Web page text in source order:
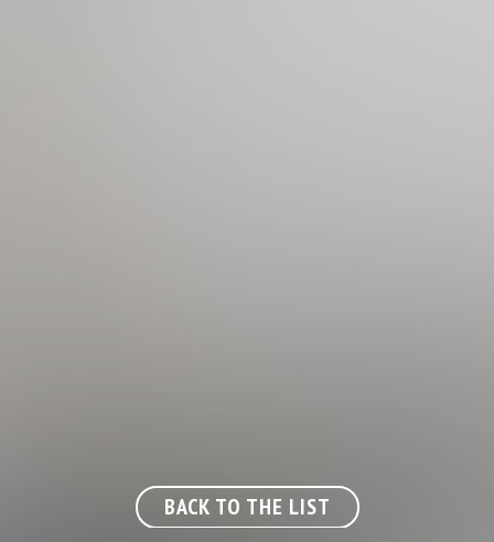
BACK TO THE LIST